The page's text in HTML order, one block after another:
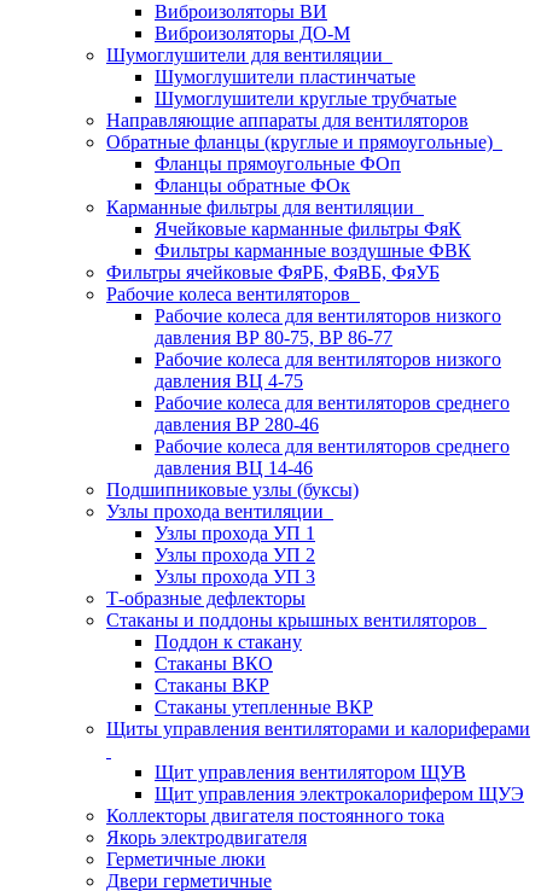
Виброизоляторы ВИ
Виброизоляторы ДО-М
Шумоглушители для вентиляции
Шумоглушители пластинчатые
Шумоглушители круглые трубчатые
Направляющие аппараты для вентиляторов
Обратные фланцы (круглые и прямоугольные)
Фланцы прямоугольные ФОп
Фланцы обратные ФОк
Карманные фильтры для вентиляции
Ячейковые карманные фильтры ФяК
Фильтры карманные воздушные ФВК
Фильтры ячейковые ФяРБ, ФяВБ, ФяУБ
Рабочие колеса вентиляторов
Рабочие колеса для вентиляторов низкого
давления ВР 80-75, ВР 86-77
Рабочие колеса для вентиляторов низкого
давления ВЦ 4-75
Рабочие колеса для вентиляторов среднего
давления ВР 280-46
Рабочие колеса для вентиляторов среднего
давления ВЦ 14-46
Подшипниковые узлы (буксы)
Узлы прохода вентиляции
Узлы прохода УП 1
Узлы прохода УП 2
Узлы прохода УП 3
Т-образные дефлекторы
Стаканы и поддоны крышных вентиляторов
Поддон к стакану
Стаканы ВКО
Стаканы ВКР
Стаканы утепленные ВКР
Щиты управления вентиляторами и калориферами
Щит управления вентилятором ЩУВ
Щит управления электрокалорифером ЩУЭ
Коллекторы двигателя постоянного тока
Якорь электродвигателя
Герметичные люки
Двери герметичные